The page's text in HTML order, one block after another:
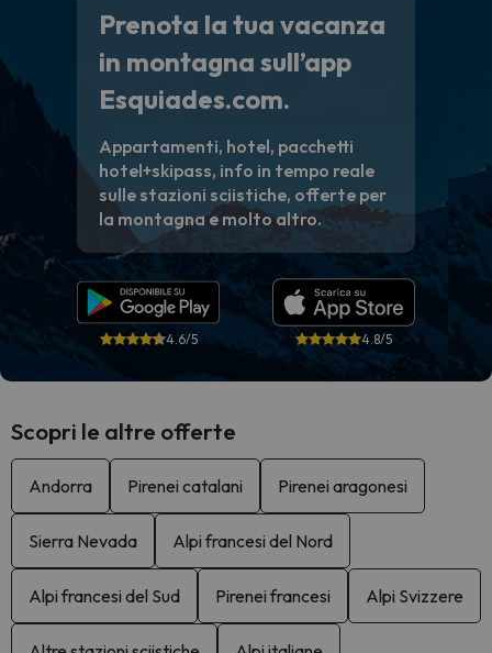
Prenota la tua vacanza
in montagna sull’app
Esquiades.com.
Appartamenti, hotel, pacchetti
hotel+skipass, info in tempo reale
sulle stazioni sciistiche, offerte per
la montagna e molto altro.
4.6/5 4.8/5
Scopri le altre offerte
Andorra Pirenei catalani Pirenei aragonesi
Sierra Nevada Alpi francesi del Nord
Alpi francesi del Sud Pirenei francesi Alpi Svizzere